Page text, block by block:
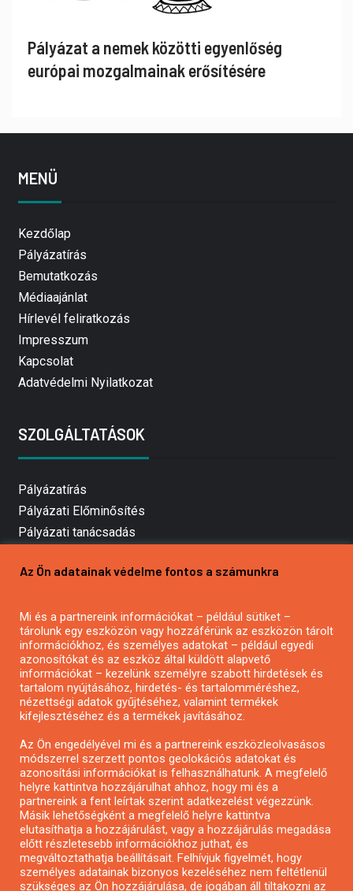
Pályázat a nemek közötti egyenlőség
európai mozgalmainak erősítésére
MENÜ
Kezdőlap
Pályázatírás
Bemutatkozás
Médiaajánlat
Hírlevél feliratkozás
Impresszum
Kapcsolat
Adatvédelmi Nyilatkozat
SZOLGÁLTATÁSOK
Pályázatírás
Pályázati Előminősítés
Pályázati tanácsadás
Mezőgazdasági pályázatírás
Pályázatírás civil szervezeteknek
Pályázatírás önkormányzatoknak
Pályázatfigyelés
Specifikus pályázatfigyelés vagy hírlevél
Pályázatok magánszemélyeknek
Pályázatok civil szervezeteknek
Pályázatok vállalkozásoknak
Önkormányzati pályázatok
Mezőgazdasági pályázatok
Az Ön adatainak védelme fontos a számunkra
Mi és a partnereink információkat – például sütiket –
tárolunk egy eszközön vagy hozzáférünk az eszközön tárolt
információkhoz, és személyes adatokat – például egyedi
azonosítókat és az eszköz által küldött alapvető
információkat – kezelünk személyre szabott hirdetések és
tartalom nyújtásához, hirdetés- és tartalomméréshez,
nézettségi adatok gyűjtéséhez, valamint termékek
kifejlesztéséhez és a termékek javításához.
Az Ön engedélyével mi és a partnereink eszközleolvasásos
módszerrel szerzett pontos geolokációs adatokat és
azonosítási információkat is felhasználhatunk. A megfelelő
helyre kattintva hozzájárulhat ahhoz, hogy mi és a
partnereink a fent leírtak szerint adatkezelést végezzünk.
Másik lehetőségként a megfelelő helyre kattintva
elutasíthatja a hozzájárulást, vagy a hozzájárulás megadása
előtt részletesebb információkhoz juthat, és
megváltoztathatja beállításait. Felhívjuk figyelmét, hogy
személyes adatainak bizonyos kezeléséhez nem feltétlenül
szükséges az Ön hozzájárulása, de jogában áll tiltakozni az